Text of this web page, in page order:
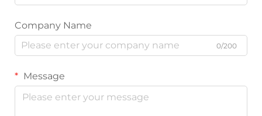
Company Name
0/200
Message